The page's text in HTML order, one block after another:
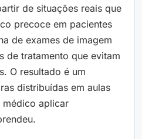
de situações reais que
precoce em pacientes
de exames de imagem
de tratamento que evitam
O resultado é um
distribuídas em aulas
médico aplicar